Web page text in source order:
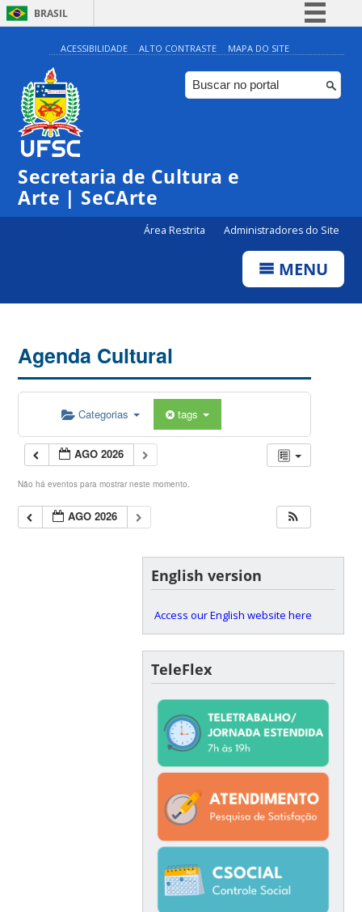
BRASIL
Simplifique!
Comunica BR
Participe
ACESSIBILIDADE ALTO CONTRASTE MAPA DO SITE
Secretaria de Cultura e
Arte | SeCArte
Área Restrita Administradores do Site
MENU
Agenda Cultural
Categorias tags
AGO 2026
Não há eventos para mostrar neste momento.
AGO 2026
English version
Access our English website here
TeleFlex